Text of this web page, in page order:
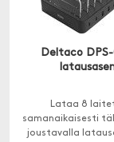
Deltaco
Lataa 8
samanaikaisesti
joustavalla